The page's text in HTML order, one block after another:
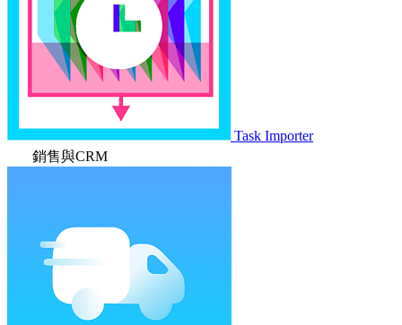
Task Importer
銷售與CRM